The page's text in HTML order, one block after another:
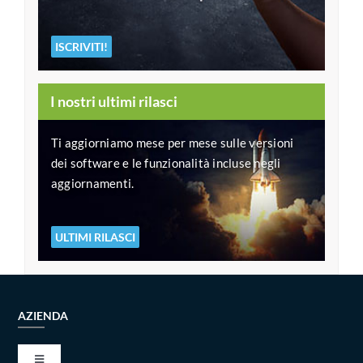
ISCRIVITI!
I nostri ultimi rilasci
Ti aggiorniamo mese per mese sulle versioni
dei software e le funzionalità incluse negli
aggiornamenti.
ULTIMI RILASCI
AZIENDA